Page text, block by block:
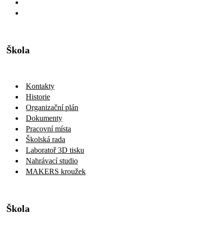
Škola
Kontakty
Historie
Organizační plán
Dokumenty
Pracovní místa
Školská rada
Laboratoř 3D tisku
Nahrávací studio
MAKERS kroužek
Škola